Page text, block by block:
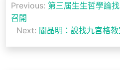
章
導
覽
Previous: 第三屆生生哲學論
召開
Next: 閻晶明：說找九宮格